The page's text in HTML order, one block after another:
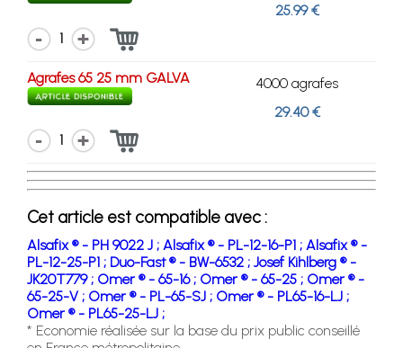
25.99 €
1
Agrafes 65 25 mm GALVA
4000 agrafes
29.40 €
1
Cet article est compatible avec :
Alsafix ® - PH 9022 J ; Alsafix ® - PL-12-16-P1 ; Alsafix ® -
PL-12-25-P1 ; Duo-Fast ® - BW-6532 ; Josef Kihlberg ® -
JK20T779 ; Omer ® - 65-16 ; Omer ® - 65-25 ; Omer ® -
65-25-V ; Omer ® - PL-65-SJ ; Omer ® - PL65-16-LJ ;
Omer ® - PL65-25-LJ ;
* Economie réalisée sur la base du prix public conseillé